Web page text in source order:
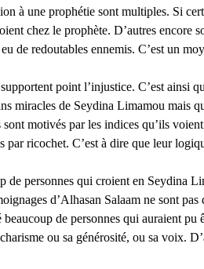
à une prophétie sont multiples. Si
chez le prophète. D’autres encore
de redoutables ennemis. C’est un
point l’injustice. C’est ainsi
miracles de Seydina Limamou mais
motivés par les indices qu’ils
par ricochet. C’est à dire que leur
de personnes qui croient en Seydina
d’Alhasan Salaam ne sont pas
de personnes qui auraient pu
ou sa générosité, ou sa voix.